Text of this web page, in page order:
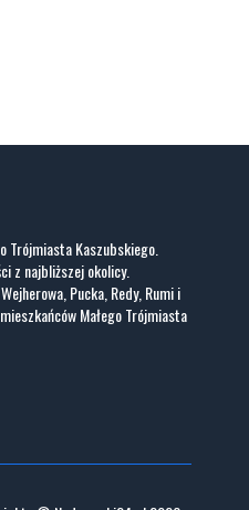
Trójmiasta Kaszubskiego.
z najbliższej okolicy.
Pucka, Redy, Rumi i
Małego Trójmiasta